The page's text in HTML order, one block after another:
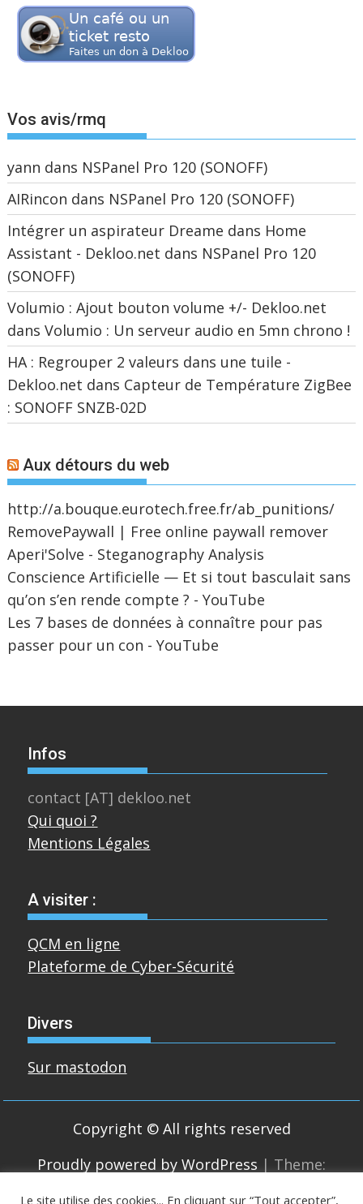
Vos avis/rmq
yann dans NSPanel Pro 120 (SONOFF)
AIRincon dans NSPanel Pro 120 (SONOFF)
Intégrer un aspirateur Dreame dans Home
Assistant - Dekloo.net dans NSPanel Pro 120
(SONOFF)
Volumio : Ajout bouton volume +/- Dekloo.net
dansVolumio : Un serveur audio en 5mn chrono !
HA : Regrouper 2 valeurs dans une tuile -
Dekloo.net dans Capteur de Température ZigBee
: SONOFF SNZB-02D
Aux détours du web
http://a.bouque.eurotech.free.fr/ab_punitions/
RemovePaywall | Free online paywall remover
Aperi'Solve - Steganography Analysis
Conscience Artificielle — Et si tout basculait sans
qu’on s’en rende compte ? - YouTube
Les 7 bases de données à connaître pour pas
passer pour un con - YouTube
Infos
contact [AT] dekloo.net
Qui quoi ?
Mentions Légales
A visiter :
QCM en ligne
Plateforme de Cyber-Sécurité
Divers
Sur mastodon
Copyright © All rights reserved
Proudly powered by WordPress | Theme:
Le site utilise des cookies... En cliquant sur “Tout accepter”,